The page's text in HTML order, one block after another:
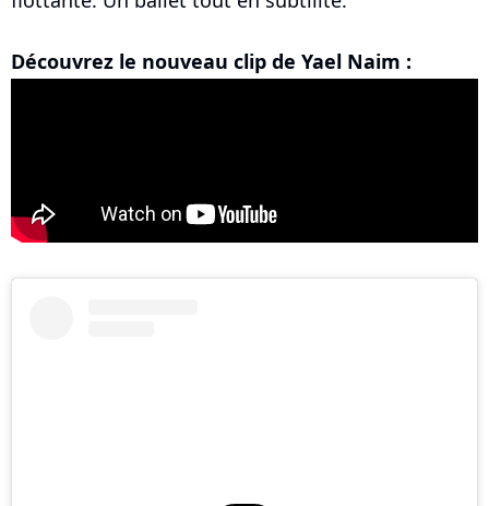
Découvrez le nouveau clip de Yael Naim :